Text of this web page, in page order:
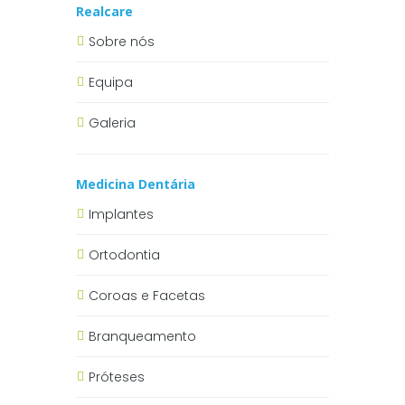
Realcare
Sobre nós
Equipa
Galeria
Medicina Dentária
Implantes
Ortodontia
Coroas e Facetas
Branqueamento
Próteses